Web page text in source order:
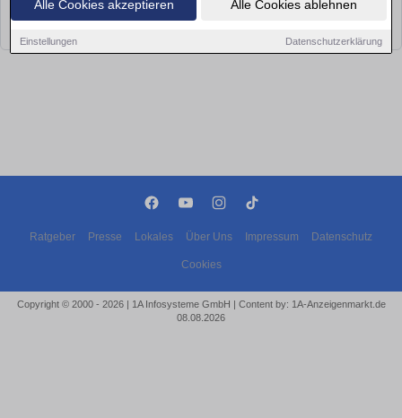
Alle Cookies akzeptieren Alle Cookies ablehnen
Einstellungen Datenschutzerklärung
Leider konnten wir derzeit keine passenden Objekte finden. Schauen Sie
Ratgeber Presse Lokales Über Uns Impressum Datenschutz
Cookies
Copyright © 2000 - 2026 | 1A Infosysteme GmbH | Content by: 1A-Anzeigenmarkt.de
08.08.2026